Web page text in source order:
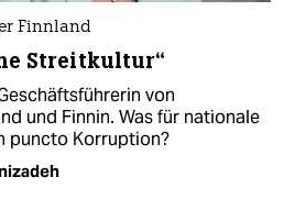
Finnland
Streitkultur“
von
und Finnin. Was für nationale
puncto Korruption?